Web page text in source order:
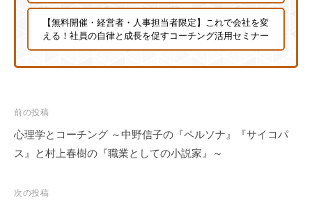
【無料開催・経営者・人事担当者限定】これで会社を変
える！社員の自律と成長を促すコーチング活用セミナー
投
稿
ナ
ゲ
前の投稿
心理学とコーチング ～中野信子の『ペルソナ』『サイコパ
ス』と村上春樹の『職業としての小説家』～
次の投稿